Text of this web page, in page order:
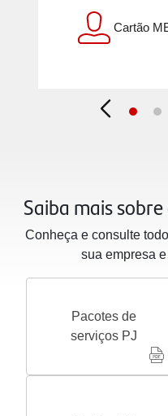
Cartão
Saiba mais
Conheça e consulte
sua empresa
Pacotes de
serviços PJ